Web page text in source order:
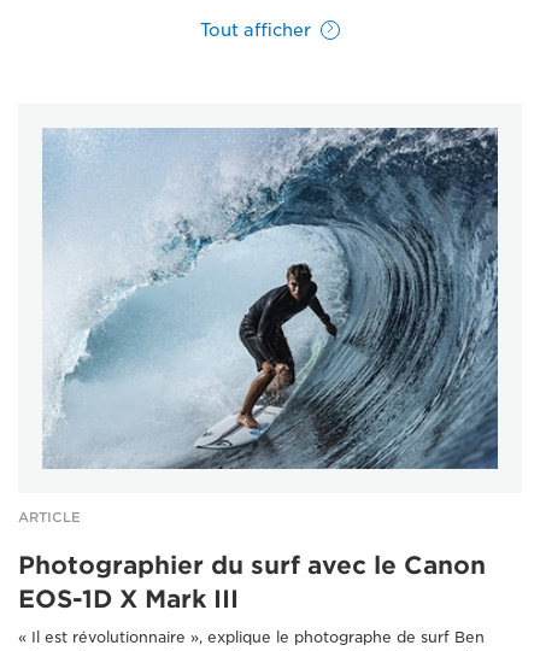
Tout afficher
ARTICLE
Photographier du surf avec le Canon
EOS-1D X Mark III
« Il est révolutionnaire », explique le photographe de surf Ben